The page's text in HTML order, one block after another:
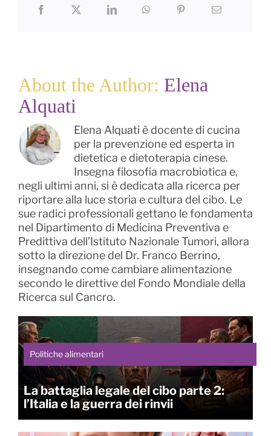
About the Author: Elena
Alquati
Elena Alquati è docente di cucina
per la prevenzione ed esperta in
dietetica e dietoterapia cinese.
Insegna filosofia macrobiotica e,
negli ultimi anni, si è dedicata alla ricerca per
riportare alla luce storia e cultura del cibo. Le
sue radici professionali gettano le fondamenta
nel Dipartimento di Medicina Preventiva e
Predittiva dell’Istituto Nazionale Tumori, allora
sotto la direzione del Dr. Franco Berrino,
insegnando come cambiare alimentazione
secondo le direttive del Fondo Mondiale della
Ricerca sul Cancro.
Politiche alimentari
La battaglia legale del cibo parte 2:
l’Italia e la guerra dei rinvii